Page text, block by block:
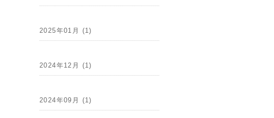
2025年01月 (1)
2024年12月 (1)
2024年09月 (1)